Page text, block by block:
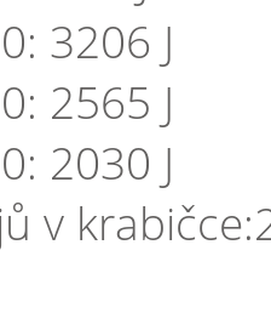
3206 J
2565 J
2030 J
v